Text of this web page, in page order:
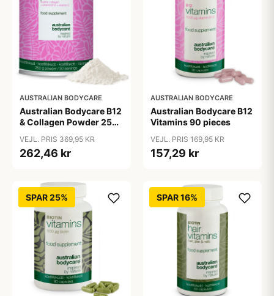
AUSTRALIAN BODYCARE
Australian Bodycare B12
& Collagen Powder 250
VEJL. PRIS 369,95 KR
262,46 kr
AUSTRALIAN BODYCARE
Australian Bodycare B12
Vitamins 90 pieces
VEJL. PRIS 169,95 KR
157,29 kr
SPAR 25% SPAR 16%